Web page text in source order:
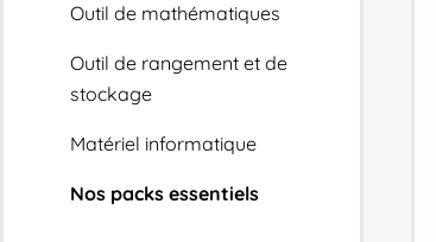
Outil de mathématiques
Outil de rangement et de
stockage
Matériel informatique
Nos packs essentiels